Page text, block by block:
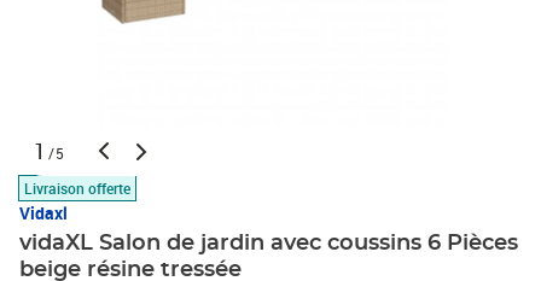
1 /5
Livraison offerte
Vidaxl
vidaXL Salon de jardin avec coussins 6 Pièces
beige résine tressée